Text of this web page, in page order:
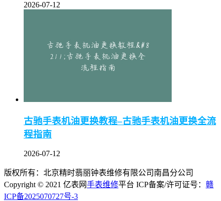
2026-07-12
古驰手表机油更换教程–古驰手表机油更换全流
程指南
2026-07-12
版权所有：北京精时翡丽钟表维修有限公司南昌分公司
Copyright © 2021 亿表网手表维修平台 ICP备案/许可证号： 赣
ICP备2025070727号-3